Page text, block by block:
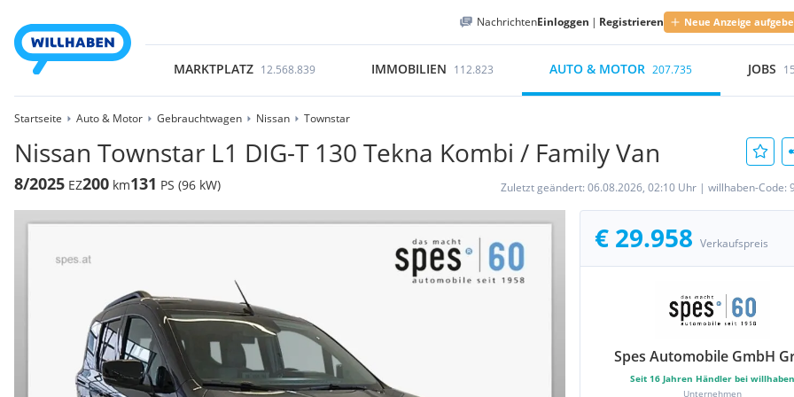
NachrichtenEinloggen | Registrieren Neue Anzeige
MARKTPLATZ 12.568.839 IMMOBILIEN 112.823 AUTO & MOTOR 207.735 JOBS
Startseite Auto & Motor Gebrauchtwagen Nissan Townstar
Nissan Townstar L1 DIG-T 130 Tekna Kombi / Family Van
8/2025 EZ200 km131 PS (96 kW) Zuletzt geändert: 06.08.2026, 02:10 Uhr | willhaben-Code:
€ 29.958 Verkaufspreis
Spes Automobile GmbH
Seit 16 Jahren Händler bei willhaben
Unternehmen